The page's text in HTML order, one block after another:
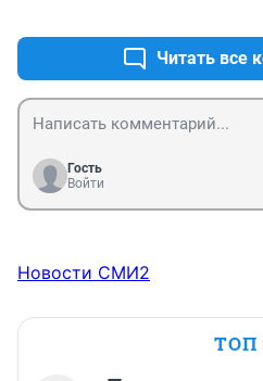
Читать все
Гость
Войти
Новости СМИ2
ТОП